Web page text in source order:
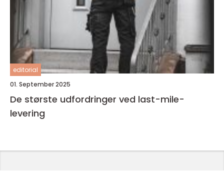
editorial
01. September 2025
De største udfordringer ved last-mile-
levering